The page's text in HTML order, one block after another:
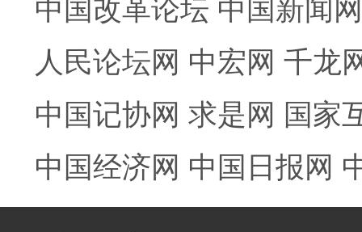
人民论坛网 中宏网 千龙
中国记协网 求是网 国家
中国经济网 中国日报网